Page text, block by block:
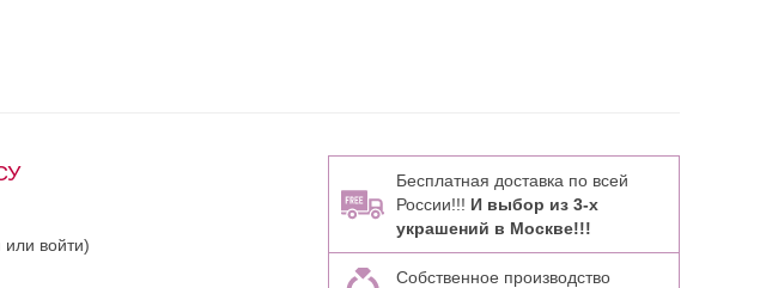
или войти)
Бесплатная доставка по всей
России!!! И выбор из 3-х
украшений в Москве!!!
Собственное производство